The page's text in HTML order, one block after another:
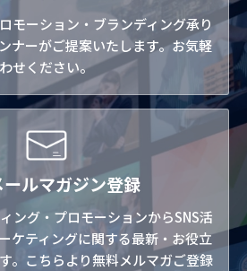
モーション・ブランディング承り
ナーがご提案いたします。お気軽
せください。
ルマガジン登録
ング・プロモーションからSNS活
ケティングに関する最新・お役立
。こちらより無料メルマガご登録